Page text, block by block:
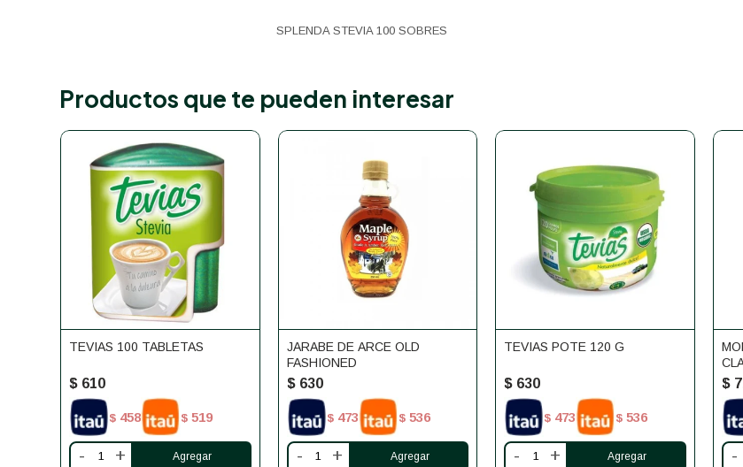
SPLENDA STEVIA 100 SOBRES
Productos que te pueden interesar
TEVIAS 100 TABLETAS
$ 610
$ 458 $ 519
- +
JARABE DE ARCE OLD
FASHIONED
$ 630
$ 473 $ 536
- +
TEVIAS POTE 120 G
$ 630
$ 473 $ 536
- +
$
-